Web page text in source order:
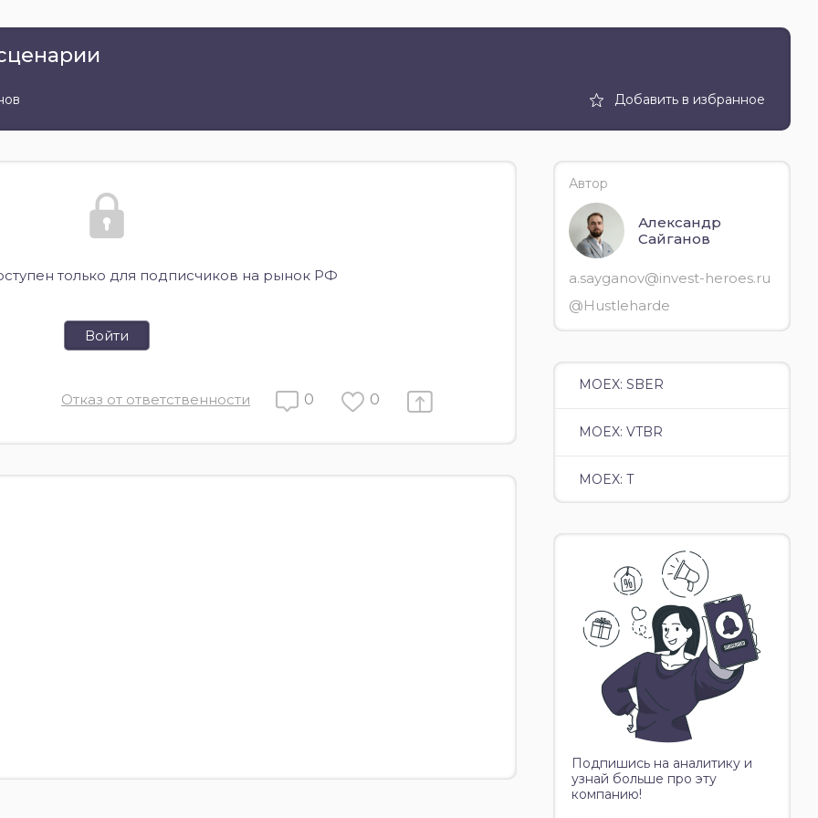
Добавить в избранное
только для подписчиков на рынок РФ
Войти
Отказ от ответственности 0 0
Автор
Александр
Сайганов
a.sayganov@invest-heroes.ru
@Hustleharde
MOEX: SBER
MOEX: VTBR
MOEX: T
Подпишись на аналитику и
узнай больше про эту
компанию!